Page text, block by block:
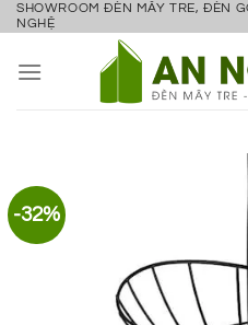
Bỏ
nội
SHOWROOM ĐÈN MÂY TRE, ĐÈN
NGHỆ
-32%